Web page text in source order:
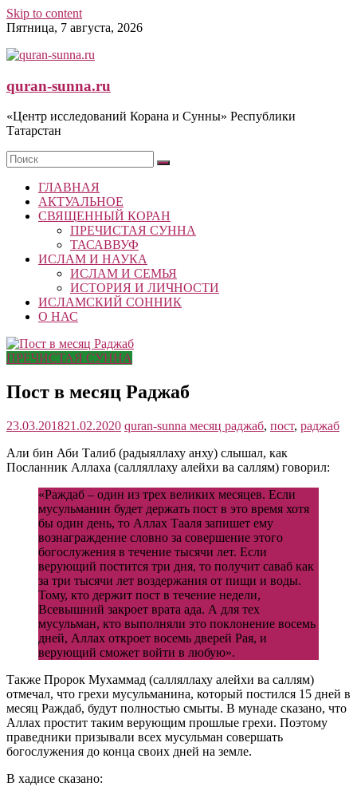
Skip to content
Пятница, 7 августа, 2026
quran-sunna.ru
«Центр исследований Корана и Сунны» Республики
Татарстан
ГЛАВНАЯ
АКТУАЛЬНОЕ
СВЯЩЕННЫЙ КОРАН
ПРЕЧИСТАЯ СУННА
ТАСАВВУФ
ИСЛАМ И НАУКА
ИСЛАМ И СЕМЬЯ
ИСТОРИЯ И ЛИЧНОСТИ
ИСЛАМСКИЙ СОННИК
О НАС
ПРЕЧИСТАЯ СУННА
Пост в месяц Раджаб
23.03.201821.02.2020 quran-sunna месяц раджаб, пост, раджаб
Али бин Аби Талиб (радыяллаху анху) слышал, как
Посланник Аллаха (салляллаху алейхи ва саллям) говорил:
«Раждаб – один из трех великих месяцев. Если
мусульманин будет держать пост в это время хотя
бы один день, то Аллах Тааля запишет ему
вознаграждение словно за совершение этого
богослужения в течение тысячи лет. Если
верующий постится три дня, то получит саваб как
за три тысячи лет воздержания от пищи и воды.
Тому, кто держит пост в течение недели,
Всевышний закроет врата ада. А для тех
мусульман, кто выполняли это поклонение восемь
дней, Аллах откроет восемь дверей Рая, и
верующий сможет войти в любую».
Также Пророк Мухаммад (салляллаху алейхи ва саллям)
отмечал, что грехи мусульманина, который постился 15 дней в
месяц Раждаб, будут полностью смыты. В мунаде сказано, что
Аллах простит таким верующим прошлые грехи. Поэтому
праведники призывали всех мусульман совершать
богослужения до конца своих дней на земле.
В хадисе сказано: